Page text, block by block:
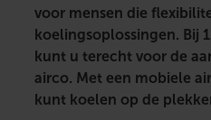
voor mensen die
koelingsoplossingen. Bij
kunt u terecht voor de
airco. Met een mobiele
kunt koelen op de